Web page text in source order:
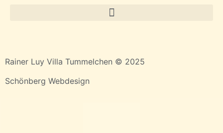
Rainer Luy Villa Tummelchen © 2025
Schönberg Webdesign